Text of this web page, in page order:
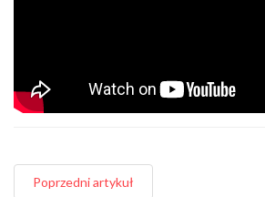
Poprzedni artykuł